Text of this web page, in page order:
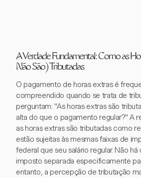
A Verdade Fundamental: Como as
Não São) Tributadas
O pagamento de horas extras é
compreendido quando se trata de
perguntam: "As horas extras são
alta do que o pagamento regular?" A
as horas extras são tributadas como
estão sujeitas às mesmas faixas de
federal que seu salário regular. Não há
imposto separada especificamente
entanto, a percepção de tributação